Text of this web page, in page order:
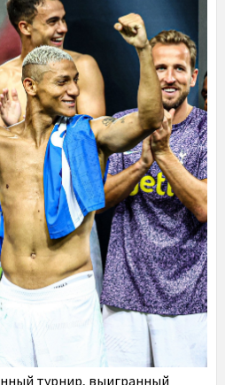
турнир, выигранный